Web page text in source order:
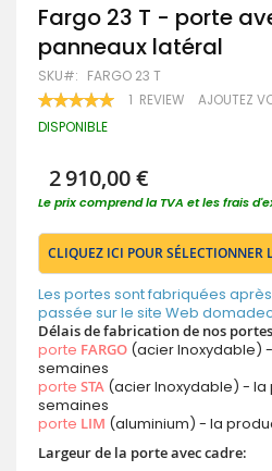
Passer
au
début
de
la
Galerie
d’images
Fargo 23 T - porte
panneaux latéral
SKU FARGO 23 T
RATING: 1 REVIEW AJOUTEZ
DISPONIBLE
2 910,00 €
Le prix comprend la TVA et les frais
CLIQUEZ ICI POUR SÉLECTIONNER
Les portes sont fabriquées
passée sur le site Web
Délais de fabrication de nos
porte FARGO (acier Inoxydable)
semaines
porte STA (acier Inoxydable) - la
semaines
porte LIM (aluminium) - la
Largeur de la porte avec cadre: